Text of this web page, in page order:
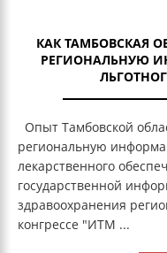
КАК ТАМБОВСКАЯ
РЕГИОНАЛЬНУЮ
Опыт Тамбовской
региональную
лекарственного
государственной
здравоохранения
конгрессе "ИТМ ...